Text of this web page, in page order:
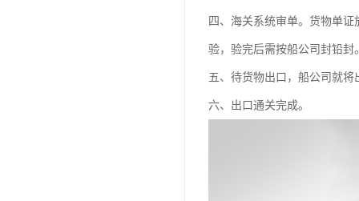
四、海关系统审单。货物单
验，验完后需按船公司封铅
五、待货物出口，船公司就
六、出口通关完成。